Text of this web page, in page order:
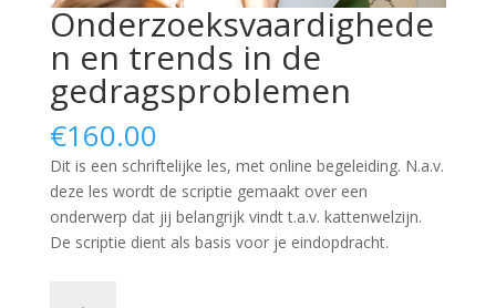
Onderzoeksvaardighede
n en trends in de
gedragsproblemen
€160.00
Dit is een schriftelijke les, met online begeleiding. N.a.v.
deze les wordt de scriptie gemaakt over een
onderwerp dat jij belangrijk vindt t.a.v. kattenwelzijn.
De scriptie dient als basis voor je eindopdracht.